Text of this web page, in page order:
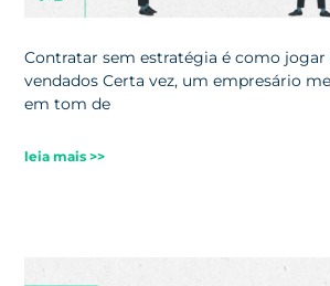
Contratar sem estratégia é como jogar
vendados Certa vez, um empresário
em tom de
leia mais >>